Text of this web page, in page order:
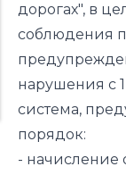
дорогах", в
соблюдения
нарушения с
система,
порядок:
- начисление